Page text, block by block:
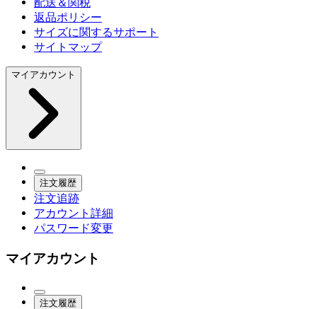
返品ポリシー
サイズに関するサポート
サイトマップ
マイアカウント
注文履歴
注文追跡
アカウント詳細
パスワード変更
マイアカウント
注文履歴